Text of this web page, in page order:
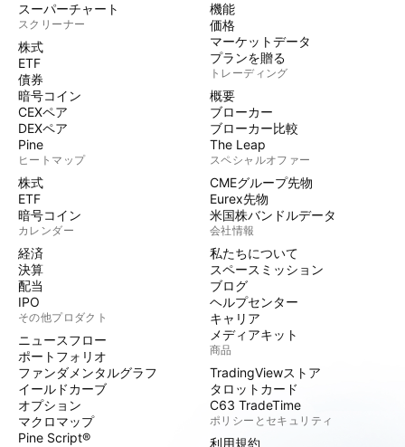
スーパーチャート
スクリーナー
株式
ETF
債券
暗号コイン
CEXペア
DEXペア
Pine
ヒートマップ
株式
ETF
暗号コイン
カレンダー
経済
決算
配当
IPO
その他プロダクト
ニュースフロー
ポートフォリオ
ファンダメンタルグラフ
イールドカーブ
オプション
マクロマップ
Pine Script®
機能
価格
マーケットデータ
プランを贈る
トレーディング
概要
ブローカー
ブローカー比較
The Leap
スペシャルオファー
CMEグループ先物
Eurex先物
米国株バンドルデータ
会社情報
私たちについて
スペースミッション
ブログ
ヘルプセンター
キャリア
メディアキット
商品
TradingViewストア
タロットカード
C63 TradeTime
ポリシーとセキュリティ
利用規約